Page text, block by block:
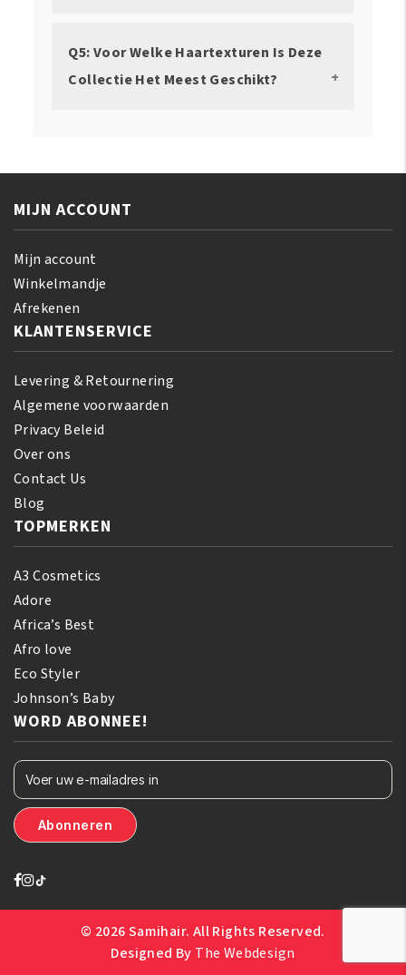
Q5: Voor Welke Haartexturen Is Deze
Collectie Het Meest Geschikt?
MIJN ACCOUNT
Mijn account
Winkelmandje
Afrekenen
KLANTENSERVICE
Levering & Retournering
Algemene voorwaarden
Privacy Beleid
Over ons
Contact Us
Blog
TOPMERKEN
A3 Cosmetics
Adore
Africa’s Best
Afro love
Eco Styler
Johnson’s Baby
WORD ABONNEE!
© 2026 Samihair. All Rights Reserved.
Designed By The Webdesign